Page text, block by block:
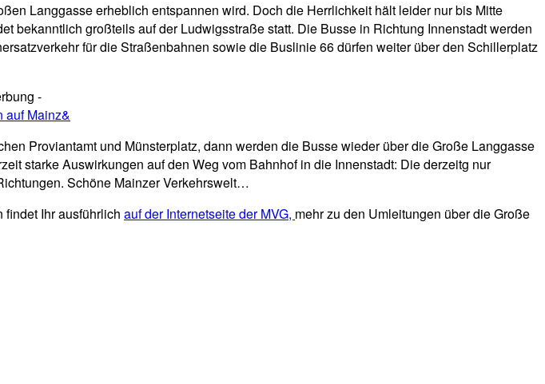
Langgasse erheblich entspannen wird. Doch die Herrlichkeit hält leider nur bis Mitte
bekanntlich großteils auf der Ludwigsstraße statt. Die Busse in Richtung Innenstadt werden
für die Straßenbahnen sowie die Buslinie 66 dürfen weiter über den Schillerplatz
-
Proviantamt und Münsterplatz, dann werden die Busse wieder über die Große Langgasse
starke Auswirkungen auf den Weg vom Bahnhof in die Innenstadt: Die derzeitg nur
Schöne Mainzer Verkehrswelt…
Ihr ausführlich auf der Internetseite der MVG, mehr zu den Umleitungen über die Große